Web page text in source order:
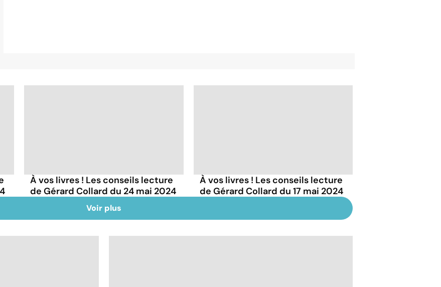
À vos livres ! Les conseils lecture
de Gérard Collard du 24 mai 2024
À vos livres ! Les conseils lecture
de Gérard Collard du 17 mai 2024
Voir plus